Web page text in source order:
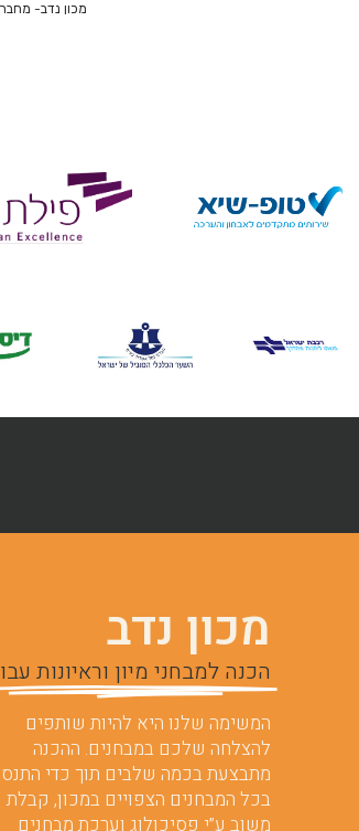
מכון נדב-
מכון נדב
הכנה למבחני מיון וראיונות
המשימה שלנו היא להיות שותפים
להצלחה שלכם במבחנים. ההכנה
מתבצעת בכמה שלבים תוך כדי
בכל המבחנים הצפויים במכון, קבלת
משוב ע”י פסיכולוג וערכת מבחנים